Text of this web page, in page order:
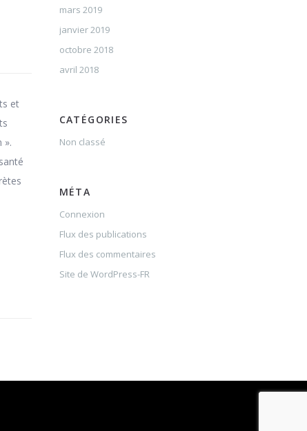
et
».
mars 2019
janvier 2019
octobre 2018
avril 2018
CATÉGORIES
Non classé
MÉTA
Connexion
Flux des publications
Flux des commentaires
Site de WordPress-FR